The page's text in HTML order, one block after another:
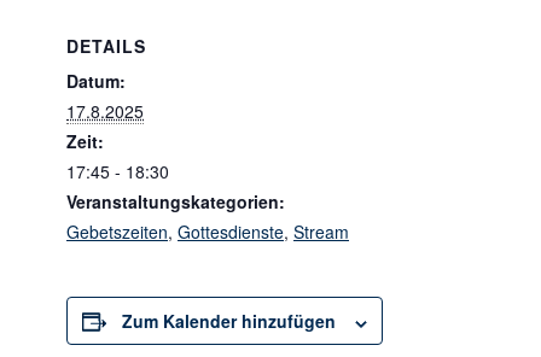
DETAILS
Datum:
17.8.2025
Zeit:
17:45 - 18:30
Veranstaltungskategorien:
Gebetszeiten, Gottesdienste, Stream
Zum Kalender hinzufügen